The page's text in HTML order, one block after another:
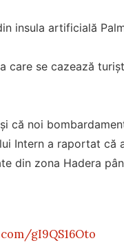
insula artificială
care se cazează
că noi
Intern a raportat
din zona Hadera
gI9QS16Oto